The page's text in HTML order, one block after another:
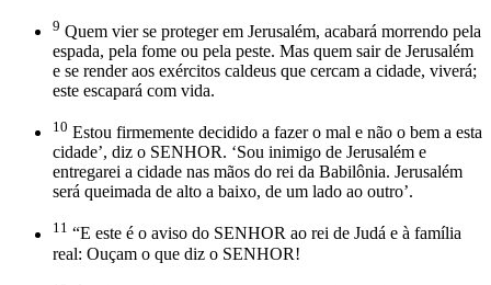
9 Quem vier se proteger em Jerusalém, acabará morrendo pela
espada, pela fome ou pela peste. Mas quem sair de Jerusalém
e se render aos exércitos caldeus que cercam a cidade, viverá;
este escapará com vida.
10 Estou firmemente decidido a fazer o mal e não o bem a esta
cidade’, diz o SENHOR. ‘Sou inimigo de Jerusalém e
entregarei a cidade nas mãos do rei da Babilônia. Jerusalém
será queimada de alto a baixo, de um lado ao outro’.
11 “E este é o aviso do SENHOR ao rei de Judá e à família
real: Ouçam o que diz o SENHOR!